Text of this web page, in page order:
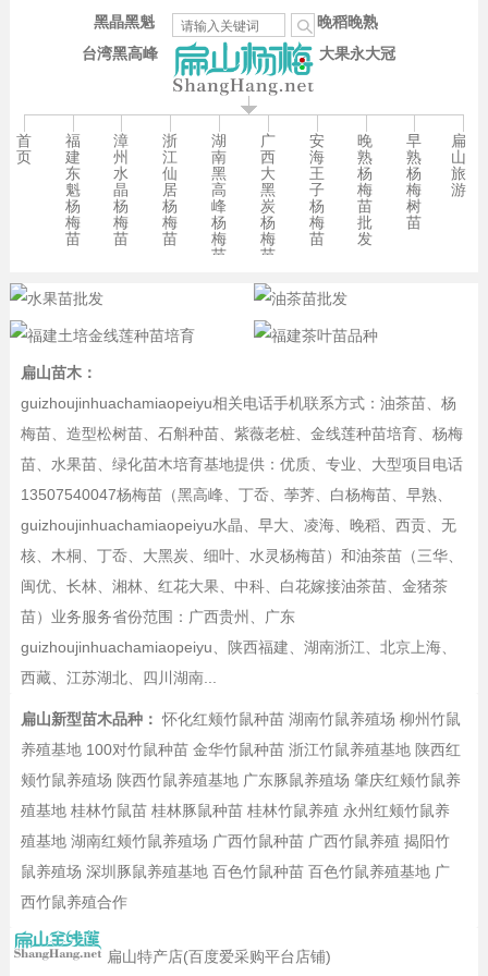
台湾黑高峰
晚稻晚熟
大果永大冠
黑晶黑魁
首
页
福
建
东
魁
杨
梅
苗
漳
州
水
晶
杨
梅
苗
浙
江
仙
居
杨
梅
苗
湖
南
黑
高
峰
杨
梅
苗
广
西
大
黑
炭
杨
梅
苗
安
海
王
子
杨
梅
苗
晚
熟
杨
梅
苗
批
发
早
熟
杨
梅
树
苗
扁
山
旅
游
扁山苗木：
guizhoujinhuachamiaopeiyu相关电话手机联系方式：油茶苗、杨
梅苗、造型松树苗、石斛种苗、紫薇老桩、金线莲种苗培育、杨梅
苗、水果苗、绿化苗木培育基地提供：优质、专业、大型项目电话
13507540047杨梅苗（黑高峰、丁岙、荸荠、白杨梅苗、早熟、
guizhoujinhuachamiaopeiyu水晶、早大、凌海、晚稻、西贡、无
核、木桐、丁岙、大黑炭、细叶、水灵杨梅苗）和油茶苗（三华、
闽优、长林、湘林、红花大果、中科、白花嫁接油茶苗、金猪茶
苗）业务服务省份范围：广西贵州、广东
guizhoujinhuachamiaopeiyu、陕西福建、湖南浙江、北京上海、
西藏、江苏湖北、四川湖南...
扁山新型苗木品种： 怀化红颊竹鼠种苗 湖南竹鼠养殖场 柳州竹鼠
养殖基地 100对竹鼠种苗 金华竹鼠种苗 浙江竹鼠养殖基地 陕西红
颊竹鼠养殖场 陕西竹鼠养殖基地 广东豚鼠养殖场 肇庆红颊竹鼠养
殖基地 桂林竹鼠苗 桂林豚鼠种苗 桂林竹鼠养殖 永州红颊竹鼠养
殖基地 湖南红颊竹鼠养殖场 广西竹鼠种苗 广西竹鼠养殖 揭阳竹
鼠养殖场 深圳豚鼠养殖基地 百色竹鼠种苗 百色竹鼠养殖基地 广
西竹鼠养殖合作
扁山特产店(百度爱采购平台店铺)